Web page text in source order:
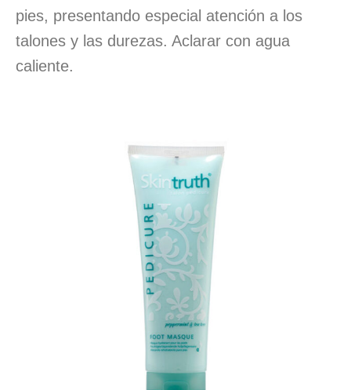
pies, presentando especial atención a los
talones y las durezas. Aclarar con agua
caliente.